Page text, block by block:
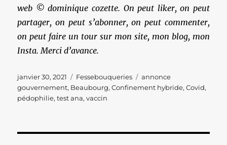
web © dominique cozette. On peut liker, on peut
partager, on peut s’abonner, on peut commenter,
on peut faire un tour sur mon site, mon blog, mon
Insta. Merci d’avance.
Publié
le
janvier 30, 2021 Catégories
Fessebouqueries Étiquettes
annonce
gouvernement, Beaubourg,Confinement hybride,Covid,
pédophilie,test ana,vaccin